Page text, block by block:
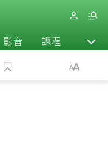
影音 課程 退休